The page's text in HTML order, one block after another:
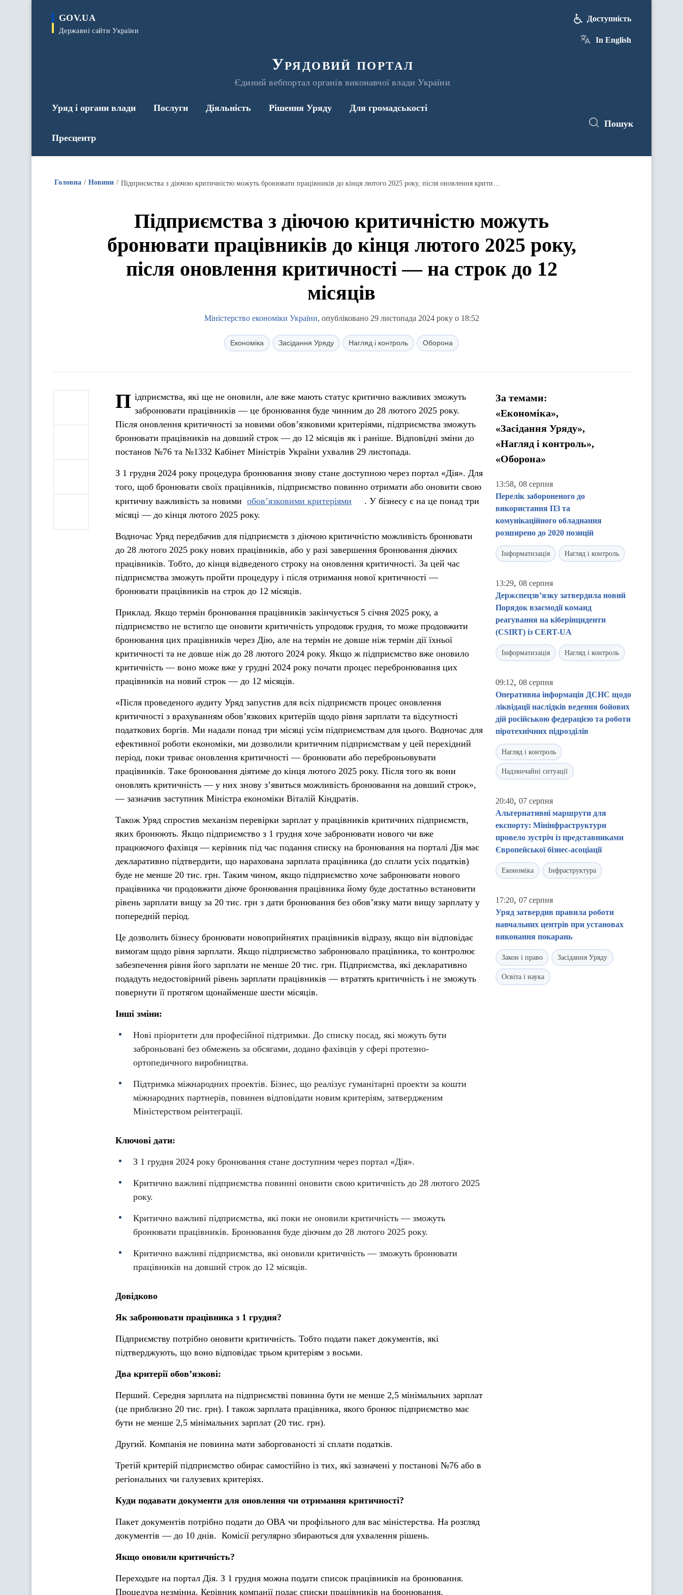
GOV.UA
Державні сайти України
Урядовий портал
Єдиний вебпортал органів виконавчої влади України
Доступність
In English
Уряд і органи влади Послуги Діяльність Рішення Уряду Для громадськості
Пресцентр
Пошук
Головна Новини Підприємства з діючою критичністю можуть бронювати працівників до кінця лютого 2025 року, після оновлення критичності — на строк до 12 місяців
Підприємства з діючою критичністю можуть
бронювати працівників до кінця лютого 2025 року,
після оновлення критичності — на строк до 12
місяців
Міністерство економіки України, опубліковано 29 листопада 2024 року о 18:52
Економіка Засідання Уряду Нагляд і контроль Оборона
П ідприємства, які ще не оновили, але вже мають статус критично важливих зможуть
забронювати працівників — це бронювання буде чинним до 28 лютого 2025 року.
Після оновлення критичності за новими обов’язковими критеріями, підприємства зможуть
бронювати працівників на довший строк — до 12 місяців як і раніше. Відповідні зміни до
постанов №76 та №1332 Кабінет Міністрів України ухвалив 29 листопада.
З 1 грудня 2024 року процедура бронювання знову стане доступною через портал «Дія». Для
того, щоб бронювати своїх працівників, підприємство повинно отримати або оновити свою
критичну важливість за новими обов’язковими критеріями
. У бізнесу є на це понад три
місяці — до кінця лютого 2025 року.
Водночас Уряд передбачив для підприємств з діючою критичністю можливість бронювати
до 28 лютого 2025 року нових працівників, або у разі завершення бронювання діючих
працівників. Тобто, до кінця відведеного строку на оновлення критичності. За цей час
підприємства зможуть пройти процедуру і після отримання нової критичності —
бронювати працівників на строк до 12 місяців.
Приклад. Якщо термін бронювання працівників закінчується 5 січня 2025 року, а
підприємство не встигло ще оновити критичність упродовж грудня, то може продовжити
бронювання цих працівників через Дію, але на термін не довше ніж термін дії їхньої
критичності та не довше ніж до 28 лютого 2024 року. Якщо ж підприємство вже оновило
критичність — воно може вже у грудні 2024 року почати процес перебронювання цих
працівників на новий строк — до 12 місяців.
«Після проведеного аудиту Уряд запустив для всіх підприємств процес оновлення
критичності з врахуванням обов’язкових критеріїв щодо рівня зарплати та відсутності
податкових боргів. Ми надали понад три місяці усім підприємствам для цього. Водночас для
ефективної роботи економіки, ми дозволили критичним підприємствам у цей перехідний
період, поки триває оновлення критичності — бронювати або переброньовувати
працівників. Таке бронювання діятиме до кінця лютого 2025 року. Після того як вони
оновлять критичність — у них знову з’явиться можливість бронювання на довший строк»,
— зазначив заступник Міністра економіки Віталій Кіндратів.
Також Уряд спростив механізм перевірки зарплат у працівників критичних підприємств,
яких бронюють. Якщо підприємство з 1 грудня хоче забронювати нового чи вже
працюючого фахівця — керівник під час подання списку на бронювання на порталі Дія має
декларативно підтвердити, що нарахована зарплата працівника (до сплати усіх податків)
буде не менше 20 тис. грн. Таким чином, якщо підприємство хоче забронювати нового
працівника чи продовжити діюче бронювання працівника йому буде достатньо встановити
рівень зарплати вищу за 20 тис. грн з дати бронювання без обов’язку мати вищу зарплату у
попередній період.
Це дозволить бізнесу бронювати новоприйнятих працівників відразу, якщо він відповідає
вимогам щодо рівня зарплати. Якщо підприємство забронювало працівника, то контролює
забезпечення рівня його зарплати не менше 20 тис. грн. Підприємства, які декларативно
подадуть недостовірний рівень зарплати працівників — втратять критичність і не зможуть
повернути її протягом щонайменше шести місяців.
Інші зміни:
Нові пріоритети для професійної підтримки. До списку посад, які можуть бути
заброньовані без обмежень за обсягами, додано фахівців у сфері протезно-
ортопедичного виробництва.
Підтримка міжнародних проектів. Бізнес, що реалізує гуманітарні проекти за кошти
міжнародних партнерів, повинен відповідати новим критеріям, затвердженим
Міністерством реінтеграції.
Ключові дати:
З 1 грудня 2024 року бронювання стане доступним через портал «Дія».
Критично важливі підприємства повинні оновити свою критичність до 28 лютого 2025
року.
Критично важливі підприємства, які поки не оновили критичність — зможуть
бронювати працівників. Бронювання буде діючим до 28 лютого 2025 року.
Критично важливі підприємства, які оновили критичність — зможуть бронювати
працівників на довший строк до 12 місяців.
Довідково
Як забронювати працівника з 1 грудня?
Підприємству потрібно оновити критичність. Тобто подати пакет документів, які
підтверджують, що воно відповідає трьом критеріям з восьми.
Два критерії обов’язкові:
Перший. Середня зарплата на підприємстві повинна бути не менше 2,5 мінімальних зарплат
(це приблизно 20 тис. грн). І також зарплата працівника, якого бронює підприємство має
бути не менше 2,5 мінімальних зарплат (20 тис. грн).
Другий. Компанія не повинна мати заборгованості зі сплати податків.
Третій критерій підприємство обирає самостійно із тих, які зазначені у постанові №76 або в
регіональних чи галузевих критеріях.
Куди подавати документи для оновлення чи отримання критичності?
Пакет документів потрібно подати до ОВА чи профільного для вас міністерства. На розгляд
документів — до 10 днів. Комісії регулярно збираються для ухвалення рішень.
Якщо оновили критичність?
Переходьте на портал Дія. З 1 грудня можна подати список працівників на бронювання.
Процедура незмінна. Керівник компанії подає списки працівників на бронювання.
За темами:
«Економіка»,
«Засідання Уряду»,
«Нагляд і контроль»,
«Оборона»
13:58, 08 серпня
Перелік забороненого до
використання ПЗ та
комунікаційного обладнання
розширено до 2020 позицій
Інформатизація Нагляд і контроль
13:29, 08 серпня
Держспецзв’язку затвердила новий
Порядок взаємодії команд
реагування на кіберінциденти
(CSIRT) із CERT-UA
Інформатизація Нагляд і контроль
09:12, 08 серпня
Оперативна інформація ДСНС щодо
ліквідації наслідків ведення бойових
дій російською федерацією та роботи
піротехнічних підрозділів
Нагляд і контроль
Надзвичайні ситуації
20:40, 07 серпня
Альтернативні маршрути для
експорту: Мінінфраструктури
провело зустріч із представниками
Європейської бізнес-асоціації
Економіка Інфраструктура
17:20, 07 серпня
Уряд затвердив правила роботи
навчальних центрів при установах
виконання покарань
Закон і право Засідання Уряду
Освіта і наука